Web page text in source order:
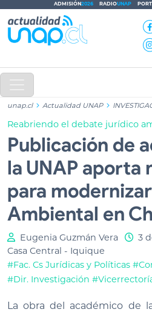
ADMISIÓN2026 RADIOUNAP
unap.cl Actualidad UNAP
Reabriendo el debate jurídico
Publicación de
la UNAP aporta
para
Ambiental en
Eugenia Guzmán Vera
3
Casa Central - Iquique
#Fac. Cs Jurídicas y Políticas
#Dir. Investigación
La obra del académico de